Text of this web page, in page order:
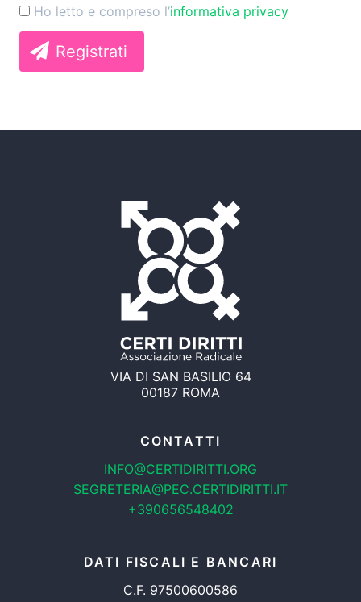
Ho letto e compreso l’informativa privacy
Registrati
VIA DI SAN BASILIO 64
00187 ROMA
CONTATTI
INFO@CERTIDIRITTI.ORG
SEGRETERIA@PEC.CERTIDIRITTI.IT
+390656548402
DATI FISCALI E BANCARI
C.F. 97500600586